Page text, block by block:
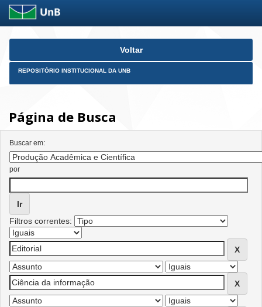
Skip
Voltar
REPOSITÓRIO INSTITUCIONAL DA UNB
Página de Busca
Buscar em:
por
Filtros correntes: